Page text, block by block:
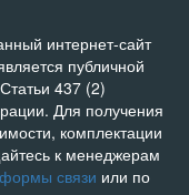
интернет-сайт
публичной
437 (2)
Для получения
комплектации
к менеджерам
формы связи или по